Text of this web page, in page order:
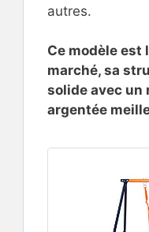
autres.
Ce modèle est
marché, sa
solide avec un
argentée